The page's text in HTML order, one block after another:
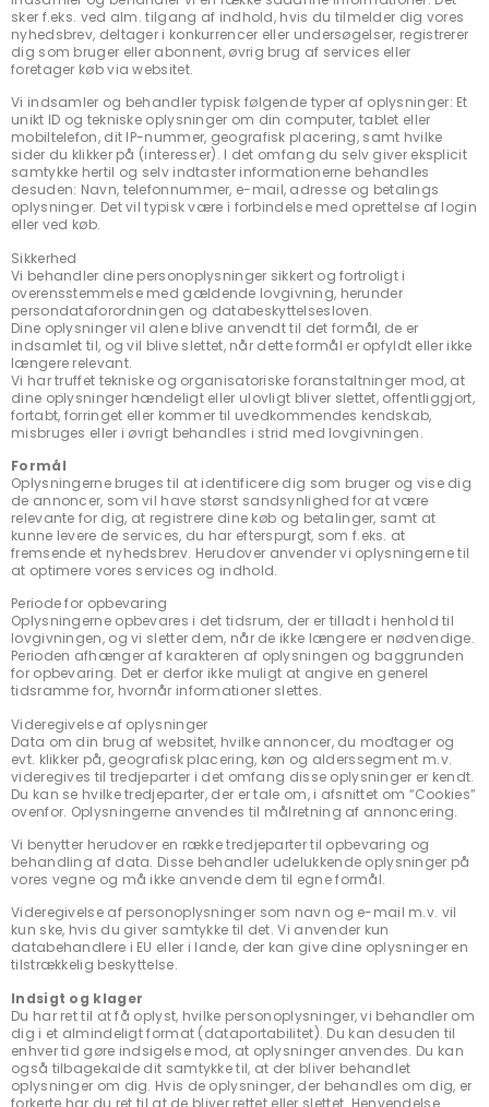
sker f.eks. ved alm. tilgang af indhold, hvis du tilmelder dig vores
nyhedsbrev, deltager i konkurrencer eller undersøgelser, registrerer
dig som bruger eller abonnent, øvrig brug af services eller
foretager køb via websitet.
Vi indsamler og behandler typisk følgende typer af oplysninger: Et
unikt ID og tekniske oplysninger om din computer, tablet eller
mobiltelefon, dit IP-nummer, geografisk placering, samt hvilke
sider du klikker på (interesser). I det omfang du selv giver eksplicit
samtykke hertil og selv indtaster informationerne behandles
desuden: Navn, telefonnummer, e-mail, adresse og betalings
oplysninger. Det vil typisk være i forbindelse med oprettelse af login
eller ved køb.
Sikkerhed
Vi behandler dine personoplysninger sikkert og fortroligt i
overensstemmelse med gældende lovgivning, herunder
persondataforordningen og databeskyttelsesloven.
Dine oplysninger vil alene blive anvendt til det formål, de er
indsamlet til, og vil blive slettet, når dette formål er opfyldt eller ikke
længere relevant.
Vi har truffet tekniske og organisatoriske foranstaltninger mod, at
dine oplysninger hændeligt eller ulovligt bliver slettet, offentliggjort,
fortabt, forringet eller kommer til uvedkommendes kendskab,
misbruges eller i øvrigt behandles i strid med lovgivningen.
Formål
Oplysningerne bruges til at identificere dig som bruger og vise dig
de annoncer, som vil have størst sandsynlighed for at være
relevante for dig, at registrere dine køb og betalinger, samt at
kunne levere de services, du har efterspurgt, som f.eks. at
fremsende et nyhedsbrev. Herudover anvender vi oplysningerne til
at optimere vores services og indhold.
Periode for opbevaring
Oplysningerne opbevares i det tidsrum, der er tilladt i henhold til
lovgivningen, og vi sletter dem, når de ikke længere er nødvendige.
Perioden afhænger af karakteren af oplysningen og baggrunden
for opbevaring. Det er derfor ikke muligt at angive en generel
tidsramme for, hvornår informationer slettes.
Videregivelse af oplysninger
Data om din brug af websitet, hvilke annoncer, du modtager og
evt. klikker på, geografisk placering, køn og alderssegment m.v.
videregives til tredjeparter i det omfang disse oplysninger er kendt.
Du kan se hvilke tredjeparter, der er tale om, i afsnittet om “Cookies”
ovenfor. Oplysningerne anvendes til målretning af annoncering.
Vi benytter herudover en række tredjeparter til opbevaring og
behandling af data. Disse behandler udelukkende oplysninger på
vores vegne og må ikke anvende dem til egne formål.
Videregivelse af personoplysninger som navn og e-mail m.v. vil
kun ske, hvis du giver samtykke til det. Vi anvender kun
databehandlere i EU eller i lande, der kan give dine oplysninger en
tilstrækkelig beskyttelse.
Indsigt og klager
Du har ret til at få oplyst, hvilke personoplysninger, vi behandler om
dig i et almindeligt format (dataportabilitet). Du kan desuden til
enhver tid gøre indsigelse mod, at oplysninger anvendes. Du kan
også tilbagekalde dit samtykke til, at der bliver behandlet
oplysninger om dig. Hvis de oplysninger, der behandles om dig, er
forkerte har du ret til at de bliver rettet eller slettet. Henvendelse